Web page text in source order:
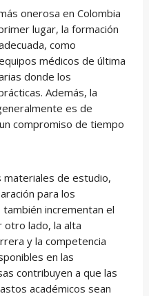
onerosa en Colombia
lugar, la formación
como
médicos de última
donde los
Además, la
es de
compromiso de tiempo
materiales de estudio,
para los
incrementan el
otro lado, la alta
y la competencia
en las
contribuyen a que las
académicos sean